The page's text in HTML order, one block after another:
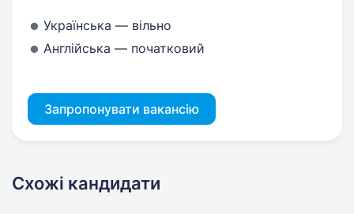
Українська — вільно
Англійська — початковий
Запропонувати вакансію
Схожі кандидати